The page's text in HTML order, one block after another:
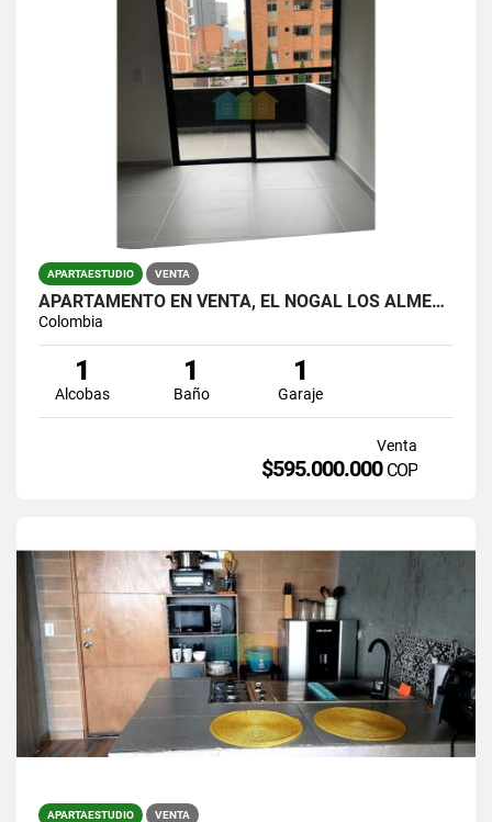
APARTAESTUDIO VENTA
APARTAMENTO EN VENTA, EL NOGAL LOS ALMENDROS
Colombia
1
Alcobas
1
Baño
1
Garaje
Venta
$595.000.000 COP
APARTAESTUDIO VENTA